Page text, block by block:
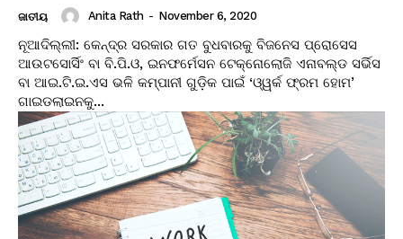
ଜାତୀୟ Anita Rath - November 6, 2020
ନୂଆଦିଲ୍ଲୀ: କେନ୍ଦ୍ର ସରକାର ଗତ ବୁଧବାରକୁ ବିଜନେସ ପ୍ରୋସେସ
ଆଉଟସୋର୍ସିଂ ବା ବି.ପି.ଓ, ଇନଫର୍ମେସନ ଟେକ୍ନୋଲୋଜି ଏନାବଲ୍ଡ ସର୍ଭିସ
ବା ଆଇ.ଟି.ଇ.ଏସ ଭଳି କମ୍ପାନୀ ଗୁଡ଼ିକ ପାଇଁ ‘ଓ୍ୱର୍କ ଫ୍ରମ ହୋମ’
ଗାଇଡଲାଇନକୁ...